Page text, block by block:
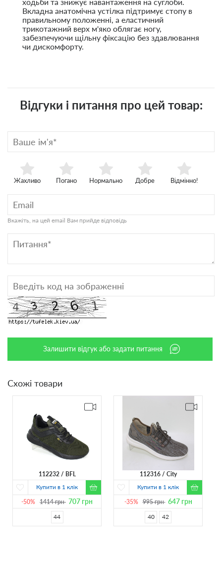
Вкладна анатомічна устілка підтримує стопу в
правильному положенні, а еластичний
трикотажний верх м'яко облягає ногу,
забезпечуючи щільну фіксацію без здавлювання
чи дискомфорту.
Відгуки і питання про цей товар:
Жахливо Погано Нормально Добре Відмінно!
Вкажіть, на цей email Вам прийде відповідь
Залишити відгук або задати питання
Схожі товари
112232
BFL
Купити в 1 клік
-50% 1414грн 707 грн
44
112316
City
Купити в 1 клік
-35% 995грн 647грн
40 42